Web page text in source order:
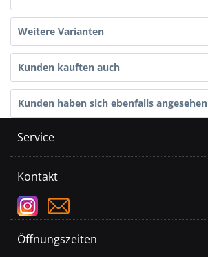
Weitere Varianten
Kunden kauften auch
Kunden haben sich ebenfalls angesehen
Service
Kontakt
Öffnungszeiten